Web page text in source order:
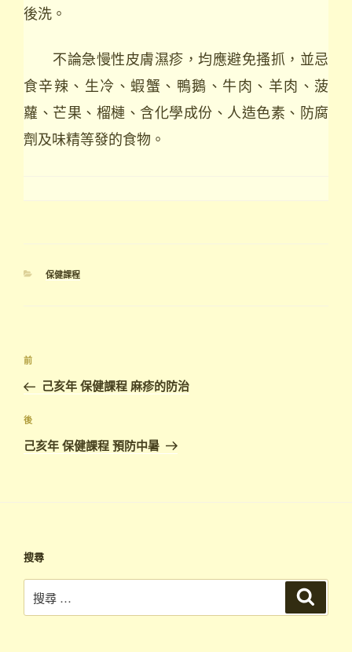
後洗。
不論急慢性皮膚濕疹，均應避免搔抓，並忌
食辛辣、生冷、蝦蟹、鴨鵝、牛肉、羊肉、菠
蘿、芒果、榴槤、含化學成份、人造色素、防腐
劑及味精等發的食物。
分
保健課程
文
導
覽
上
一
篇
文
章
前
己亥年 保健課程 麻疹的防治
下
篇
文
後
己亥年 保健課程 預防中暑
搜尋
尋：